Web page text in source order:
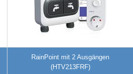
RainPoint mit 2 Ausgängen
(HTV213FRF)